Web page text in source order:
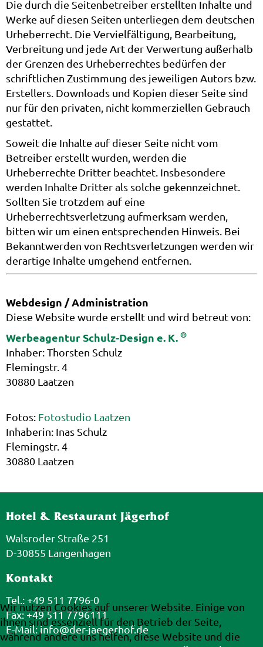
Die durch die Seitenbetreiber erstellten Inhalte und
Werke auf diesen Seiten unterliegen dem deutschen
Urheberrecht. Die Vervielfältigung, Bearbeitung,
Verbreitung und jede Art der Verwertung außerhalb
der Grenzen des Urheberrechtes bedürfen der
schriftlichen Zustimmung des jeweiligen Autors bzw.
Erstellers. Downloads und Kopien dieser Seite sind
nur für den privaten, nicht kommerziellen Gebrauch
gestattet.
Soweit die Inhalte auf dieser Seite nicht vom
Betreiber erstellt wurden, werden die
Urheberrechte Dritter beachtet. Insbesondere
werden Inhalte Dritter als solche gekennzeichnet.
Sollten Sie trotzdem auf eine
Urheberrechtsverletzung aufmerksam werden,
bitten wir um einen entsprechenden Hinweis. Bei
Bekanntwerden von Rechtsverletzungen werden wir
derartige Inhalte umgehend entfernen.
Webdesign / Administration
Diese Website wurde erstellt und wird betreut von:
Werbeagentur Schulz-Design e. K. ®
Inhaber: Thorsten Schulz
Flemingstr. 4
30880 Laatzen
Fotos: Fotostudio Laatzen
Inhaberin: Inas Schulz
Flemingstr. 4
30880 Laatzen
Hotel & Restaurant Jägerhof
Walsroder Straße 251
D-30855 Langenhagen
Kontakt
Tel.: +49 511 7796-0
Fax: +49 511 7796111
E-Mail:info@der-jaegerhof.de
Wir nutzen Cookies auf unserer Website. Einige von
ihnen sind essenziell für den Betrieb der Seite,
während andere uns helfen, diese Website und die